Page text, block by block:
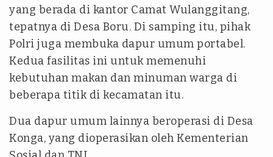
yang berada di kantor Camat Wulanggitang,
tepatnya di Desa Boru. Di samping itu, pihak
Polri juga membuka dapur umum portabel.
Kedua fasilitas ini untuk memenuhi
kebutuhan makan dan minuman warga di
beberapa titik di kecamatan itu.
Dua dapur umum lainnya beroperasi di Desa
Konga, yang dioperasikan oleh Kementerian